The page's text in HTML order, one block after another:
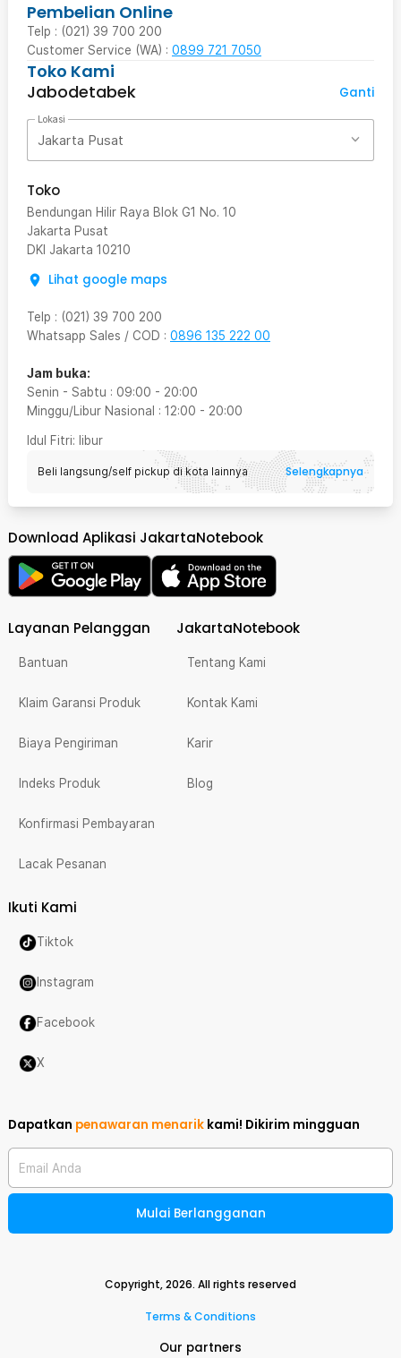
Pembelian Online
Telp : (021) 39 700 200
Customer Service (WA) : 0899 721 7050
Toko Kami
Jabodetabek
Ganti
Lokasi
Jakarta Pusat
Toko
Bendungan Hilir Raya Blok G1 No. 10
Jakarta Pusat
DKI Jakarta 10210
Lihat google maps
Telp : (021) 39 700 200
Whatsapp Sales / COD : 0896 135 222 00
Jam buka:
Senin - Sabtu : 09:00 - 20:00
Minggu/Libur Nasional : 12:00 - 20:00
Idul Fitri: libur
Beli langsung/self pickup di kota lainnya Selengkapnya
Download Aplikasi JakartaNotebook
Layanan Pelanggan
Bantuan
Klaim Garansi Produk
Biaya Pengiriman
Indeks Produk
Konfirmasi Pembayaran
Lacak Pesanan
JakartaNotebook
Tentang Kami
Kontak Kami
Karir
Blog
Ikuti Kami
Tiktok
Instagram
Facebook
X
Dapatkan penawaran menarik kami! Dikirim mingguan
Email Anda
Mulai Berlangganan
Copyright,2026. All rights reserved
Terms & Conditions
Our partners